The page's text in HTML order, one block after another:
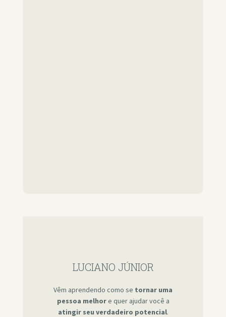
LUCIANO JÚNIOR
Vêm aprendendo como se tornar uma
pessoa melhore quer ajudar você a
atingir seu verdadeiro potencial.